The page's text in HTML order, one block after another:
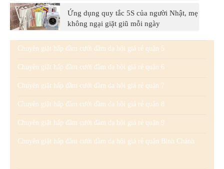
Ứng dụng quy tắc 5S của người Nhật, mẹ
không ngại giặt giũ mỗi ngày
Chuyên giặt hấp đầm cưới đầm dạ hội giá rẻ quận 5
Chuyên giặt hấp đầm cưới đầm dạ hội giá rẻ quận 6
Chuyên giặt hấp đầm cưới đầm dạ hội giá rẻ quận 7
Chuyên giặt hấp đầm cưới đầm dạ hội giá rẻ quận 8
Chuyên giặt hấp đầm cưới đầm dạ hội giá rẻ quận 9
Chuyên giặt hấp đầm cưới đầm dạ hội giá rẻ quận Bình Chánh